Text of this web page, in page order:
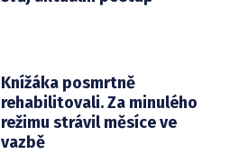
Knížáka posmrtně
rehabilitovali. Za minulého
režimu strávil měsíce ve
vazbě